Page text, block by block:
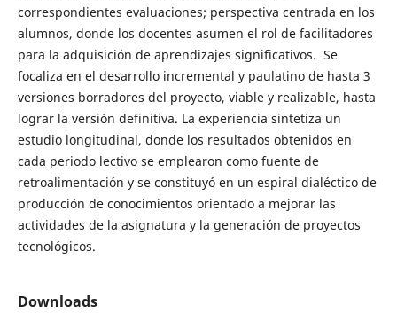
correspondientes evaluaciones; perspectiva centrada en los
alumnos, donde los docentes asumen el rol de facilitadores
para la adquisición de aprendizajes significativos. Se
focaliza en el desarrollo incremental y paulatino de hasta 3
versiones borradores del proyecto, viable y realizable, hasta
lograr la versión definitiva. La experiencia sintetiza un
estudio longitudinal, donde los resultados obtenidos en
cada periodo lectivo se emplearon como fuente de
retroalimentación y se constituyó en un espiral dialéctico de
producción de conocimientos orientado a mejorar las
actividades de la asignatura y la generación de proyectos
tecnológicos.
Downloads